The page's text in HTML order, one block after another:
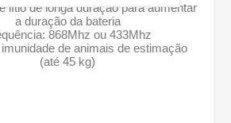
lítio de longa duração para aumentar
a duração da bateria
868Mhz ou 433Mhz
de animais de estimação
(até 45 kg)